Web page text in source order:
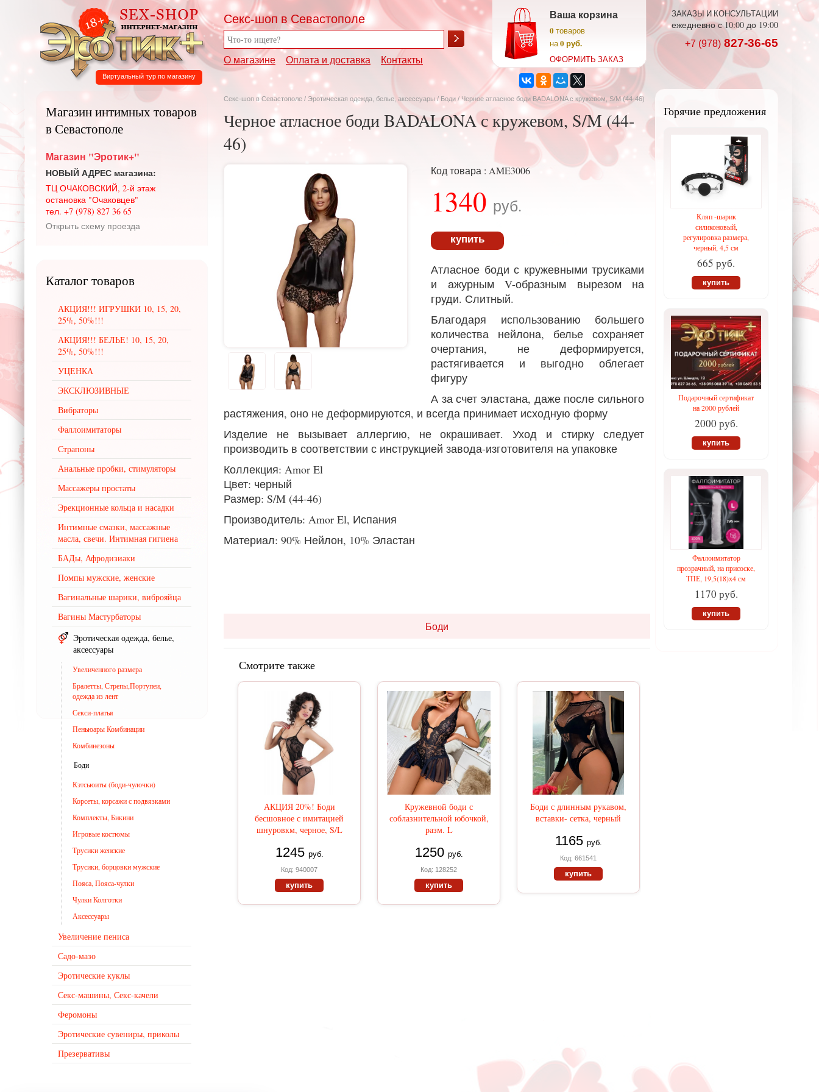
Секс-шоп в Севастополе
О магазине Оплата и доставка Контакты
Ваша корзина
0товаров
на0 руб.
ОФОРМИТЬ ЗАКАЗ
ЗАКАЗЫ И КОНСУЛЬТАЦИИ
ежедневно с 10:00 до 19:00
+7 (978) 827-36-65
Виртуальный тур по магазину
Секс-шоп в Севастополе / Эротическая одежда, белье, аксессуары / Боди / Черное атласное боди BADALONA с кружевом, S/M (44-46)
Черное атласное боди BADALONA с кружевом, S/M (44-
46)
Код товара : AME3006
1340 руб.
купить
Атласное боди с кружевными трусиками
и ажурным V-образным вырезом на
груди. Слитный.
Благодаря использованию большего
количества нейлона, белье сохраняет
очертания, не деформируется,
растягивается и выгодно облегает
фигуру
А за счет эластана, даже после сильного
растяжения, оно не деформируются, и всегда принимает исходную форму
Изделие не вызывает аллергию, не окрашивает. Уход и стирку следует
производить в соответствии с инструкцией завода-изготовителя на упаковке
Коллекция: Amor El
Цвет: черный
Размер: S/M (44-46)
Производитель: Amor El, Испания
Материал: 90% Нейлон, 10% Эластан
Боди
Смотрите также
АКЦИЯ 20%! Боди
бесшовное с имитацией
шнуровкм, черное, S/L
1245 руб.
Код: 940007
купить
Кружевной боди с
соблазнительной юбочкой,
разм. L
1250 руб.
Код: 128252
купить
Боди с длинным рукавом,
вставки- сетка, черный
1165 руб.
Код: 661541
купить
Горячие предложения
Кляп -шарик
силиконовый,
регулировка размера,
черный, 4,5 см
665 руб.
купить
Подарочный сертификат
на 2000 рублей
2000 руб.
купить
Фаллоимитатор
прозрачный, на присоске,
ТПЕ, 19,5(18)х4 см
1170 руб.
купить
Магазин интимных товаров
в Севастополе
Магазин "Эротик+"
НОВЫЙ АДРЕС магазина:
ТЦ ОЧАКОВСКИЙ, 2-й этаж
остановка "Очаковцев"
тел. +7 (978) 827 36 65
Открыть схему проезда
Каталог товаров
АКЦИЯ!!! ИГРУШКИ 10, 15, 20,
25%, 50%!!!
АКЦИЯ!!! БЕЛЬЕ! 10, 15, 20,
25%, 50%!!!
УЦЕНКА
ЭКСКЛЮЗИВНЫЕ
Вибраторы
Фаллоимитаторы
Страпоны
Анальные пробки, стимуляторы
Массажеры простаты
Эрекционные кольца и насадки
Интимные смазки, массажные
масла, свечи. Интимная гигиена
БАДы, Афродизиаки
Помпы мужские, женские
Вагинальные шарики, виброяйца
Вагины Мастурбаторы
Эротическая одежда, белье,
аксессуары
Увеличенного размера
Бралетты, Стрепы,Портупеи,
одежда из лент
Секси-платья
Пеньюары Комбинации
Комбинезоны
Боди
Кэтсьюиты (боди-чулочки)
Корсеты, корсажи с подвязками
Комплекты, Бикини
Игровые костюмы
Трусики женские
Трусики, борцовки мужские
Пояса, Пояса-чулки
Чулки Колготки
Аксессуары
Увеличение пениса
Садо-мазо
Эротические куклы
Секс-машины, Секс-качели
Феромоны
Эротические сувениры, приколы
Презервативы